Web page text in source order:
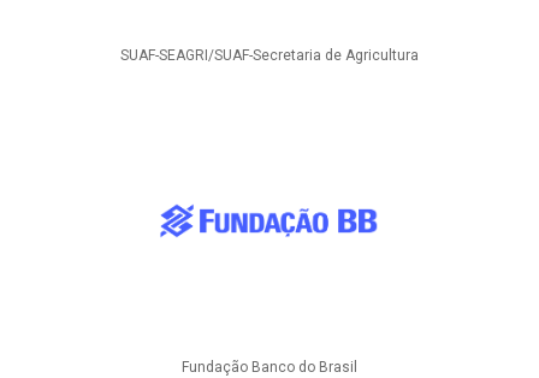
SUAF-SEAGRI/SUAF-Secretaria de Agricultura
Fundação Banco do Brasil